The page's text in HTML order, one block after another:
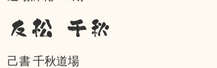
友松 千秋
己書 千秋道場